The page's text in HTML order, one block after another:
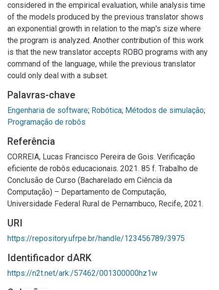
considered in the empirical evaluation, while analysis time
of the models produced by the previous translator shows
an exponential growth in relation to the map's size where
the program is analyzed. Another contribution of this work
is that the new translator accepts ROBO programs with any
command of the language, while the previous translator
could only deal with a subset.
Palavras-chave
Engenharia de software; Robótica; Métodos de simulação;
Programação de robôs
Referência
CORREIA, Lucas Francisco Pereira de Gois. Verificação
eficiente de robôs educacionais. 2021. 85 f. Trabalho de
Conclusão de Curso (Bacharelado em Ciência da
Computação) – Departamento de Computação,
Universidade Federal Rural de Pernambuco, Recife, 2021.
URI
https://repository.ufrpe.br/handle/123456789/3975
Identificador dARK
https://n2t.net/ark:/57462/001300000hz1w